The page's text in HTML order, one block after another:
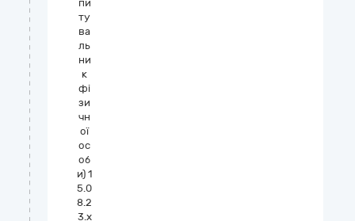
пи
ту
ва
ль
ни
к
фі
зи
чн
ої
ос
об
и) 1
5.0
8.2
3.x